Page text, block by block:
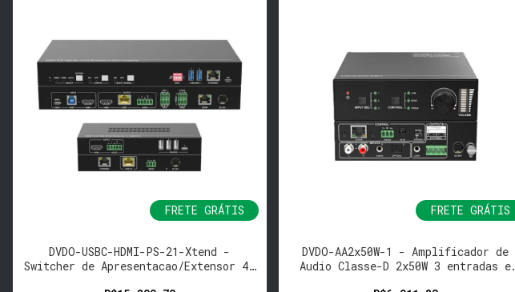
FRETE GRÁTIS
DVDO-USBC-HDMI-PS-21-Xtend -
Switcher de Apresentacao/Extensor 4K
FRETE GRÁTIS
DVDO-AA2x50W-1 - Amplificador de
Audio Classe-D 2x50W 3 entradas e